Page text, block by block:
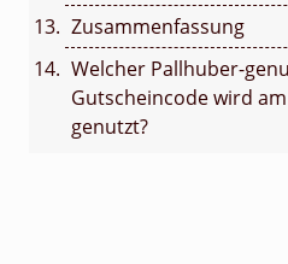
Zusammenfassung
Welcher Pallhuber-
Gutscheincode wird
genutzt?